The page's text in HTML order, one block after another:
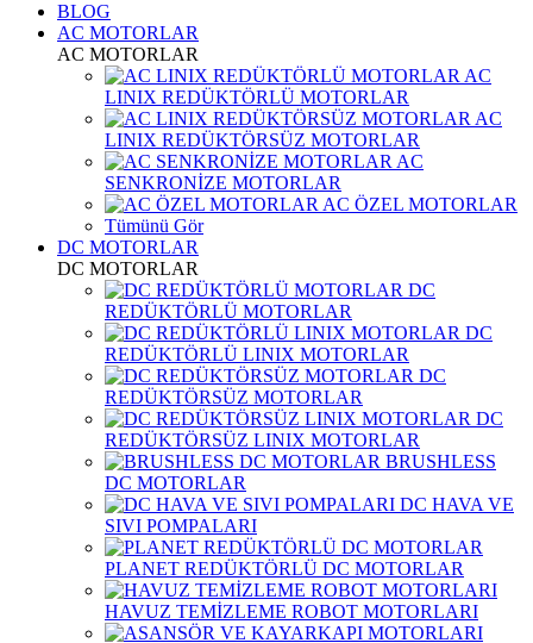
BLOG
AC MOTORLAR
AC MOTORLAR
AC
LINIX REDÜKTÖRLÜ MOTORLAR
AC
LINIX REDÜKTÖRSÜZ MOTORLAR
AC
SENKRONİZE MOTORLAR
AC ÖZEL MOTORLAR
Tümünü Gör
DC MOTORLAR
DC MOTORLAR
DC
REDÜKTÖRLÜ MOTORLAR
DC
REDÜKTÖRLÜ LINIX MOTORLAR
DC
REDÜKTÖRSÜZ MOTORLAR
DC
REDÜKTÖRSÜZ LINIX MOTORLAR
BRUSHLESS
DC MOTORLAR
DC HAVA VE
SIVI POMPALARI
PLANET REDÜKTÖRLÜ DC MOTORLAR
HAVUZ TEMİZLEME ROBOT MOTORLARI